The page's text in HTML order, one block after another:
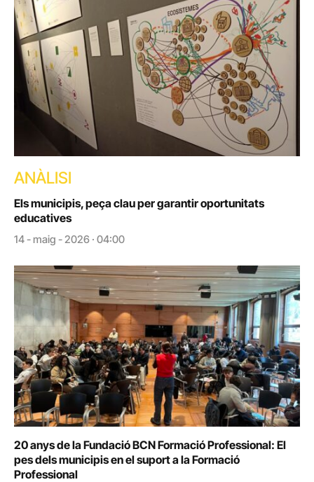
ANÀLISI
Els municipis, peça clau per garantir oportunitats
educatives
14 - maig - 2026 · 04:00
20 anys de la Fundació BCN Formació Professional: El
pes dels municipis en el suport a la Formació
Professional